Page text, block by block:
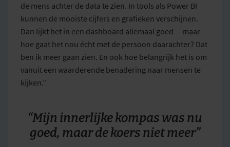
de mens achter de data te zien. In tools als Power BI
kunnen de mooiste cijfers en grafieken verschijnen.
Dan lijkt het in een dashboard allemaal goed – maar
hoe gaat het nou écht met de persoon daarachter? Dat
ben ik meer gaan zien. En ook hoe belangrijk het is om
vanuit een waarderende benadering naar mensen te
kijken.”
“Mijn innerlijke kompas was nu
goed, maar de koers niet meer”